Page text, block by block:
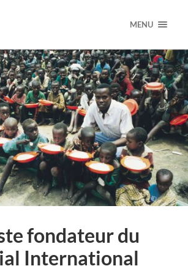
MENU
fondateur du
International